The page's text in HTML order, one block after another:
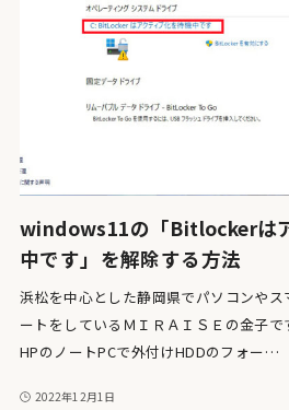
windows11の「Bitlockerは
中です」を解除する方法
浜松を中心とした静岡県でパソコンや
ートをしているＭＩＲＡＩＳＥの金子
HPのノートPCで外付けHDDのフォー…
2022年12月1日